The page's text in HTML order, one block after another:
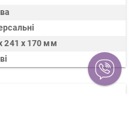
241 х 170 мм